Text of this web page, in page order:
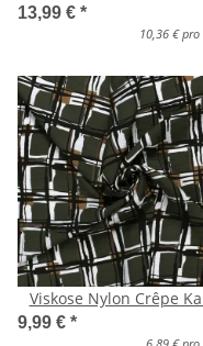
13,99 € *
10,36 € pro
Viskose Nylon Crêpe
9,99 € *